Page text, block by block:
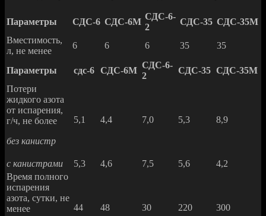
Параметры СДС-6 СДС-6М
СДС-6-
2
СДС-35 СДС-35М
Вместимость,
л, не менее
6 6 6 35 35
Параметры сдс-6 СДС-6М
СДС-6-
2
СДС-35 СДС-35М
Потери
жидкого азота
от испарения,
г/ч, не более
без канистр
5,1 4,4 7,0 5,3 8,9
с канистрами 5,3 4,6 7,5 5,6
4,2
Время полного
испарения
азота, сутки, не
менее
44 48 30 220 300